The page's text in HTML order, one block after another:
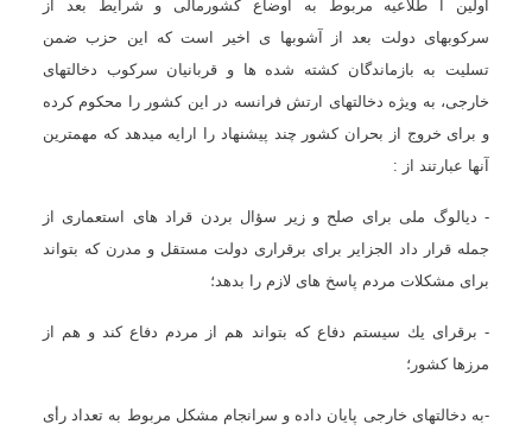
اولین ا طلاعیه مربوط به اوضاع كشورمالى و شرایط بعد از
سركوبهاى دولت بعد از آشوبها ى اخیر است كه این حزب ضمن
تسلیت به بازماندگان كشته شده ها و قربانیان سركوب دخالتهاى
خارجى، به ویژه دخالتهاى ارتش فرانسه در این كشور را محكوم كرده
و براى خروج از بحران كشور چند پیشنهاد را ارایه میدهد كه مهمترین
آنها عبارتند از :
- دیالوگ ملى براى صلح و زیر سؤال بردن قراد هاى استعماری از
جمله قرار داد الجزایر براى برقرارى دولت مستقل و مدرن كه بتواند
براى مشكلات مردم پاسخ هاى لازم را بدهد؛
- برقراى یك سیستم دفاع كه بتواند هم از مردم دفاع كند و هم از
مرزها كشور؛
-به دخالتهاى خارجى پایان داده و سرانجام مشكل مربوط به تعداد رأى